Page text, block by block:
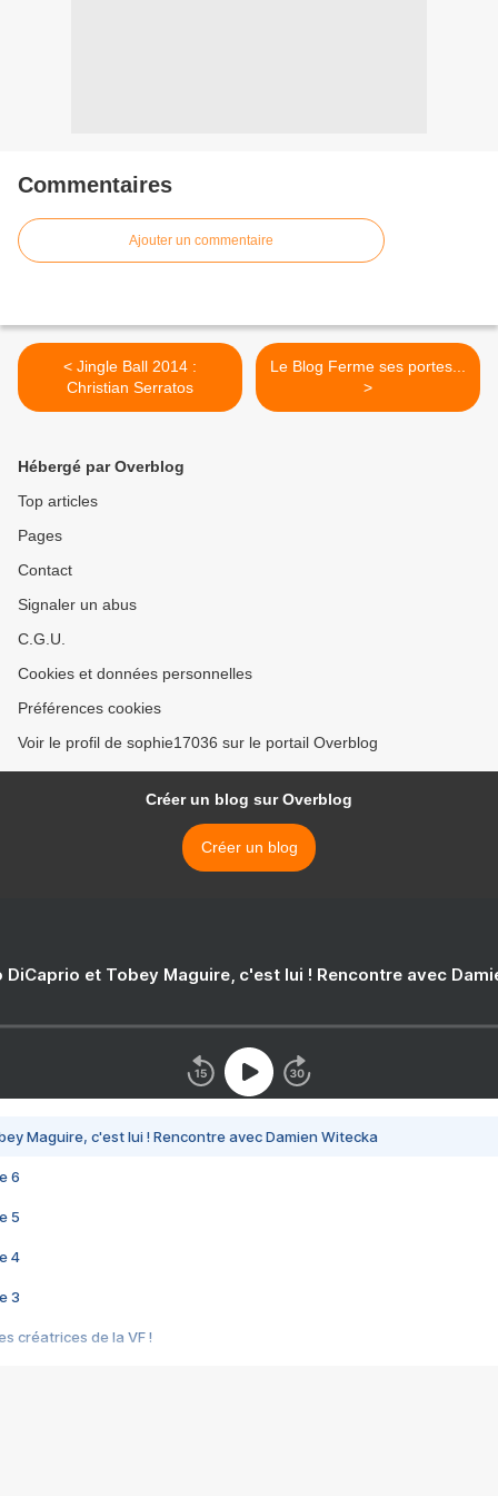
Commentaires
Ajouter un commentaire
< Jingle Ball 2014 :
Christian Serratos
Le Blog Ferme ses portes...
>
Hébergé par Overblog
Top articles
Pages
Contact
Signaler un abus
C.G.U.
Cookies et données personnelles
Préférences cookies
Voir le profil de sophie17036 sur le portail Overblog
Créer un blog sur Overblog
Créer un blog
DiCaprio et Tobey Maguire, c'est lui ! Rencontre avec
Maguire, c'est lui ! Rencontre avec Damien Witecka
6
5
4
3
créatrices de la VF !